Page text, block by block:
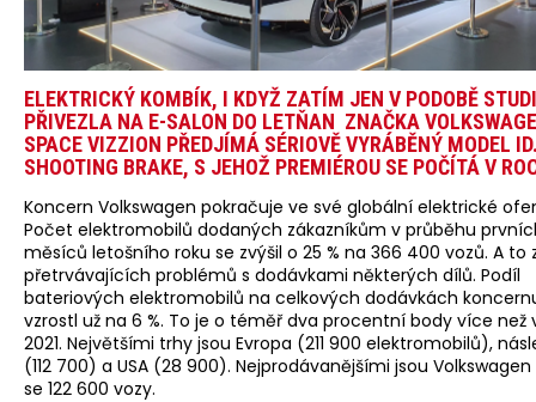
ELEKTRICKÝ KOMBÍK, I KDYŽ ZATÍM JEN V PODOBĚ
PŘIVEZLA NA E-SALON DO LETŇAN ZNAČKA
SPACE VIZZION PŘEDJÍMÁ SÉRIOVĚ VYRÁBĚNÝ MODEL
SHOOTING BRAKE, S JEHOŽ PREMIÉROU SE POČÍTÁ V
Koncern Volkswagen pokračuje ve své globální elektrické
Počet elektromobilů dodaných zákazníkům v průběhu
měsíců letošního roku se zvýšil o 25 % na 366 400 vozů. A to
přetrvávajících problémů s dodávkami některých dílů. Podíl
bateriových elektromobilů na celkových dodávkách
vzrostl už na 6 %. To je o téměř dva procentní body více než
2021. Největšími trhy jsou Evropa (211 900 elektromobilů),
(112 700) a USA (28 900). Nejprodávanějšími jsou Volkswagen
se 122 600 vozy.